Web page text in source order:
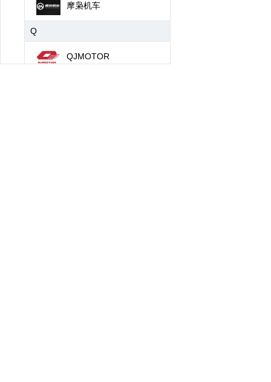
摩枭机车
Q
QJMOTOR